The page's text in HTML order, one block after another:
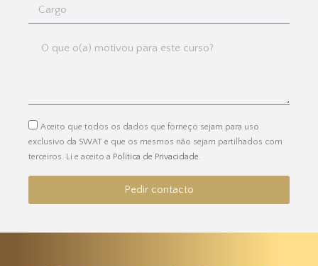
Aceito que todos os dados que forneço sejam para uso
exclusivo da SWAT e que os mesmos não sejam partilhados com
terceiros. Li e aceito a Política de Privacidade.
Pedir contacto